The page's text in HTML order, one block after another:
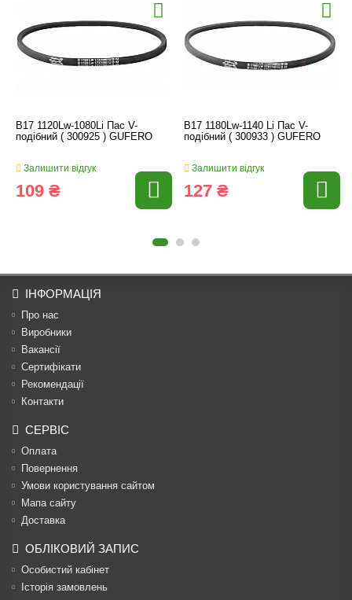
B17 1120Lw-1080Li Пас V-
подібний ( 300925 ) GUFERO
Залишити відгук
109 ₴
B17 1180Lw-1140 Li Пас V-
подібний ( 300933 ) GUFERO
Залишити відгук
127 ₴
ІНФОРМАЦІЯ
Про нас
Виробники
Вакансії
Сертифікати
Рекомендації
Контакти
СЕРВІС
Оплата
Повернення
Умови користування сайтом
Мапа сайту
Доставка
ОБЛІКОВИЙ ЗАПИС
Особистий кабінет
Історія замовлень